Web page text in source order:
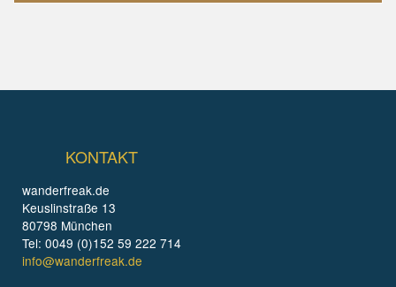
KONTAKT
wanderfreak.de
Keuslinstraße 13
80798 München
Tel: 0049 (0)152 59 222 714
info@wanderfreak.de